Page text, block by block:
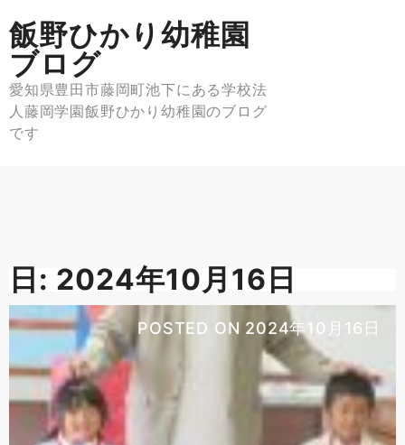
to
content
飯野ひかり幼稚園
ブログ
愛知県豊田市藤岡町池下にある学校法
人藤岡学園飯野ひかり幼稚園のブログ
です
日: 2024年10月16日
POSTED ON 2024年10月16日